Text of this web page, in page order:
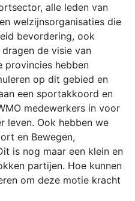
alle leden van
welzijnsorganisaties die
bevordering, ook
de visie van
provincies hebben
op dit gebied en
een sportakkoord en
medewerkers in voor
leven. Ook hebben we
en Bewegen,
is nog maar een klein en
partijen. Hoe kunnen
om deze motie kracht